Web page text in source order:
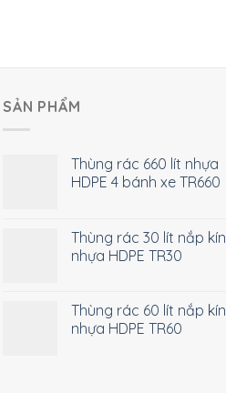
SẢN PHẨM
Thùng rác 660 lít nhựa
HDPE 4 bánh xe TR660
Thùng rác 30 lít nắp kín
nhựa HDPE TR30
Thùng rác 60 lít nắp kín
nhựa HDPE TR60